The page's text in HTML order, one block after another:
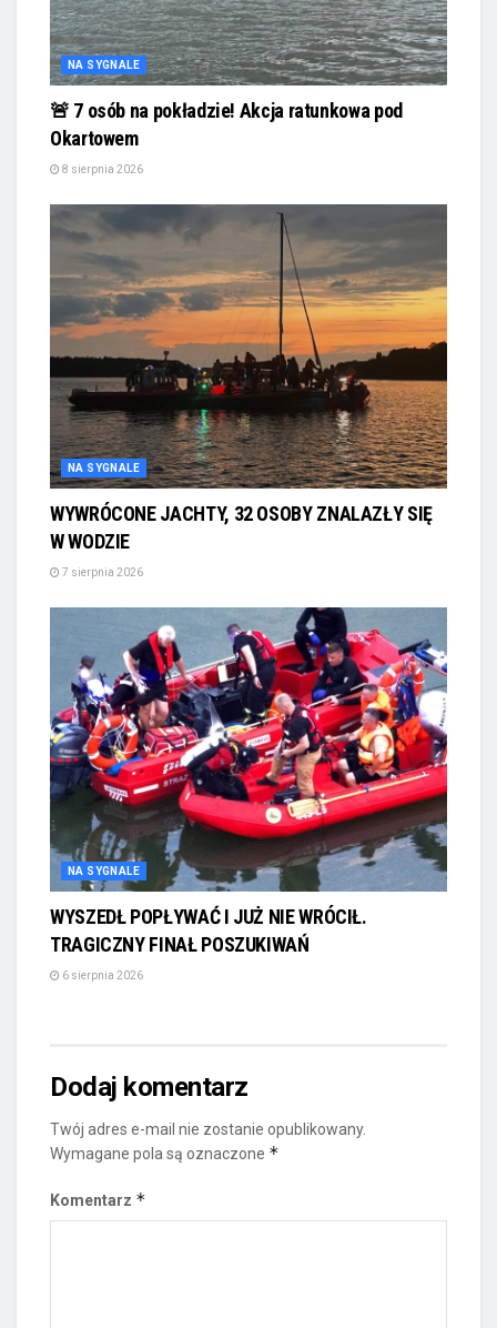
NA SYGNALE
🚨 7 osób na pokładzie! Akcja ratunkowa pod
Okartowem
8 sierpnia 2026
NA SYGNALE
WYWRÓCONE JACHTY, 32 OSOBY ZNALAZŁY SIĘ
W WODZIE
7 sierpnia 2026
NA SYGNALE
WYSZEDŁ POPŁYWAĆ I JUŻ NIE WRÓCIŁ.
TRAGICZNY FINAŁ POSZUKIWAŃ
6 sierpnia 2026
Dodaj komentarz
Twój adres e-mail nie zostanie opublikowany.
Wymagane pola są oznaczone *
Komentarz *